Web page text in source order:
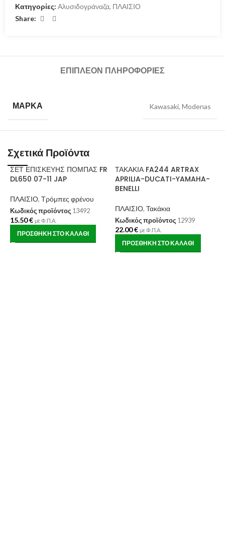
Κατηγορίες: Αλυσιδογράναζα, ΠΛΑΙΣΙΟ
Share:
ΕΠΙΠΛΈΟΝ ΠΛΗΡΟΦΟΡΊΕΣ
ΜΆΡΚΑ Kawasaki,Modenas
Σχετικά Προϊόντα
ΣΕΤ ΕΠΙΣΚΕΥΗΣ ΠΟΜΠΑΣ FR
DL650 07-11 JAP
ΠΛΑΙΣΙΟ, Τρόμπες φρένου
Κωδικός προϊόντος 13492
15.50€ με Φ.Π.Α.
ΠΡΟΣΘΉΚΗ ΣΤΟ ΚΑΛΆΘΙ
ΤΑΚΑΚΙΑ FA244 ARTRAX
APRILIA-DUCATI-YAMAHA-
BENELLI
ΠΛΑΙΣΙΟ, Τακάκια
Κωδικός προϊόντος 12939
22.00€ με Φ.Π.Α.
ΠΡΟΣΘΉΚΗ ΣΤΟ ΚΑΛΆΘΙ